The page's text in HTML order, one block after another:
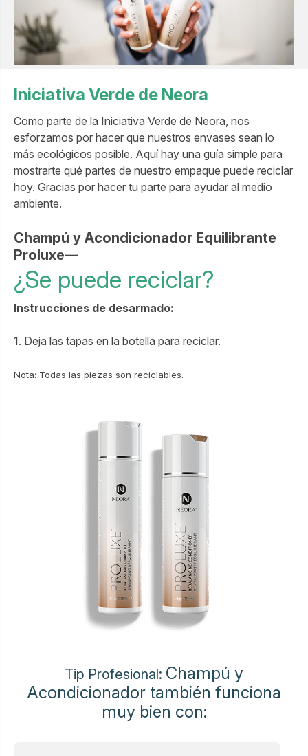
Iniciativa Verde de Neora
Como parte de la Iniciativa Verde de Neora, nos
esforzamos por hacer que nuestros envases sean lo
más ecológicos posible. Aquí hay una guía simple para
mostrarte qué partes de nuestro empaque puede reciclar
hoy. Gracias por hacer tu parte para ayudar al medio
ambiente.
Champú y Acondicionador Equilibrante
Proluxe—
¿Se puede reciclar?
Instrucciones de desarmado:
1. Deja las tapas en la botella para reciclar.
Nota: Todas las piezas son reciclables.
Tip Profesional: Champú y
Acondicionador también funciona
muy bien con: